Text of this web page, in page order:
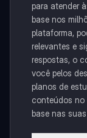
para atender
base nos
plataforma,
relevantes e
respostas, o
você pelos
planos de
conteúdos no
base nas